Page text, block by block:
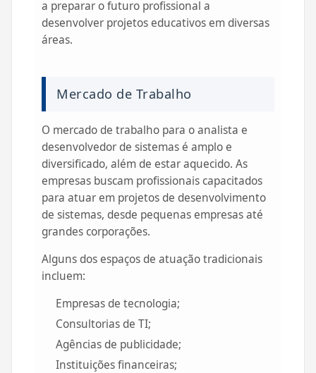
a preparar o futuro profissional a
desenvolver projetos educativos em diversas
áreas.
Mercado de Trabalho
O mercado de trabalho para o analista e
desenvolvedor de sistemas é amplo e
diversificado, além de estar aquecido. As
empresas buscam profissionais capacitados
para atuar em projetos de desenvolvimento
de sistemas, desde pequenas empresas até
grandes corporações.
Alguns dos espaços de atuação tradicionais
incluem:
Empresas de tecnologia;
Consultorias de TI;
Agências de publicidade;
Instituições financeiras;